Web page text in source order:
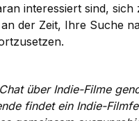
interessiert sind, sich
der Zeit, Ihre Suche
über Indie-Filme
findet ein Indie-